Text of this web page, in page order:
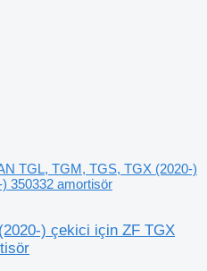
TGL, TGM, TGS, TGX (2020-)
350332 amortisör
) çekici için ZF TGX